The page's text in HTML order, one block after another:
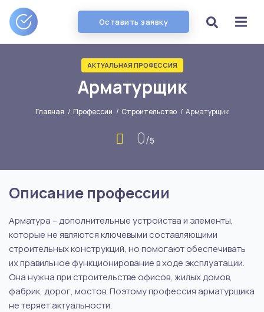
Оставить заявку
АКТУАЛЬНАЯ ПРОФЕССИЯ
Арматурщик
Главная / Профессии / Строительство / Арматурщик
0/5
Описание профессии
Арматура – дополнительные устройства и элементы,
которые не являются ключевыми составляющими
строительных конструкций, но помогают обеспечивать
их правильное функционирование в ходе эксплуатации.
Она нужна при строительстве офисов, жилых домов,
фабрик, дорог, мостов. Поэтому профессия арматурщика
не теряет актуальности.